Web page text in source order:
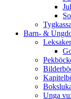
Jul
Barn- &
Leksaker
Unga